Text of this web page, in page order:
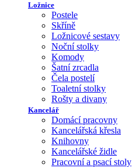
Ložnice
Postele
Skříně
Ložnicové sestavy
Noční stolky
Komody
Šatní zrcadla
Čela postelí
Toaletní stolky
Rošty a divany
Kancelář
Domácí pracovny
Kancelářská křesla
Knihovny
Kancelářské židle
Pracovní a psací stoly